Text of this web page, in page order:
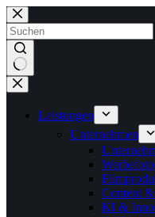
Zum
Inhalt
springen
Keine
Ergebnisse
Leistungen
Unternehmen
Content
KI &